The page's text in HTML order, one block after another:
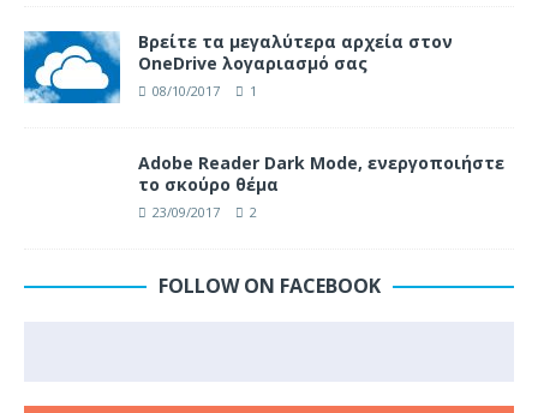
Βρείτε τα μεγαλύτερα αρχεία στον
OneDrive λογαριασμό σας
08/10/2017 1
Adobe Reader Dark Mode, ενεργοποιήστε
το σκούρο θέμα
23/09/2017 2
FOLLOW ON FACEBOOK